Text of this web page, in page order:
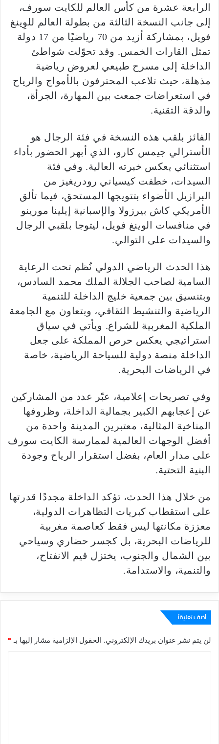
الرابعة عشرة من كأس العالم للكايت سورف،
إلى جانب النسخة الثالثة من بطولة العالم للوِينغ
فويل، بمشاركة أزيد من 70 رياضيًا من 17 دولة
تمثل القارات الخمس. وقد تحوّلت شواطئ
الداخلة إلى مسرح طبيعي لعروض رياضية
مذهلة، حيث تلاعب المحترفون بالأمواج والرياح
في استعراضات جمعت بين المهارة، الجرأة،
والدقة التقنية.
الفائز بلقب هذه النسخة في فئة الرجال هو
الأسترالي جيمس كارو، الذي أبهر الحضور بأداء
استثنائي يعكس خبرته العالية. وفي فئة
السيدات، خطفت كيسياني رودريغيز من
البرازيل الأضواء بتتويجها المستحق، فيما تألق
الأمريكي كاش بيرزولا والإسبانية إيلينا مورينو
في منافسات الوينغ فويل، ليتوجا بلقبي الرجال
والسيدات على التوالي.
هذا الحدث الرياضي الدولي نُظم تحت الرعاية
السامية لصاحب الجلالة الملك محمد السادس،
وبتنسيق بين جمعية خليج الداخلة للتنمية
الرياضية والتنشيط الثقافي، وبتعاون مع الجامعة
الملكية المغربية للشراع. ويأتي في سياق
استراتيجي يعكس حرص المملكة على جعل
الداخلة منصة دولية للسياحة الرياضية، خاصة
في الرياضات البحرية.
وفي تصريحات إعلامية، عبّر عدد من المشاركين
عن إعجابهم الكبير بجمالية الداخلة، وظروفها
المناخية المثالية، معتبرين المدينة واحدة من
أفضل الوجهات العالمية لممارسة الكايت سورف
على مدار العام، بفضل استقرار الرياح وجودة
البنية التحتية.
من خلال هذا الحدث، تؤكد الداخلة مجددًا قدرتها
على استقطاب كبريات التظاهرات الدولية،
معززة مكانتها ليس فقط كعاصمة مغربية
للرياضات البحرية، بل كجسر حضاري وسياحي
بين الشمال والجنوب، يختزل قيم الانفتاح،
والتنمية، والاستدامة.
أضف تعليقاً
لن يتم نشر عنوان بريدك الإلكتروني. الحقول الإلزامية مشار إليها بـ *